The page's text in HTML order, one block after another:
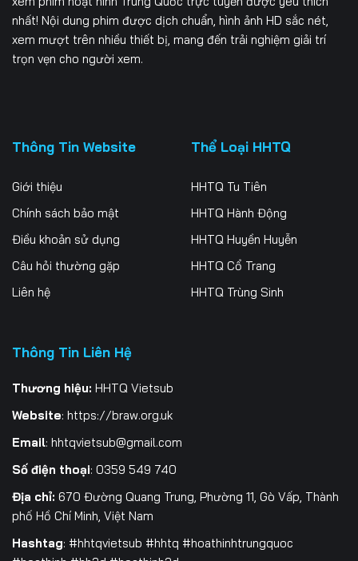
nhất! Nội dung phim được dịch chuẩn, hình ảnh HD sắc nét,
xem mượt trên nhiều thiết bị, mang đến trải nghiệm giải trí
trọn vẹn cho người xem.
Thông Tin Website
Giới thiệu
Chính sách bảo mật
Điều khoản sử dụng
Câu hỏi thường gặp
Liên hệ
Thể Loại HHTQ
HHTQ Tu Tiên
HHTQ Hành Động
HHTQ Huyền Huyễn
HHTQ Cổ Trang
HHTQ Trùng Sinh
Thông Tin Liên Hệ
Thương hiệu: HHTQ Vietsub
Website: https://braw.org.uk
Email: hhtqvietsub@gmail.com
Số điện thoại: 0359 549 740
Địa chỉ: 670 Đường Quang Trung, Phường 11, Gò Vấp, Thành
phố Hồ Chí Minh, Việt Nam
Hashtag: #hhtqvietsub #hhtq #hoathinhtrungquoc